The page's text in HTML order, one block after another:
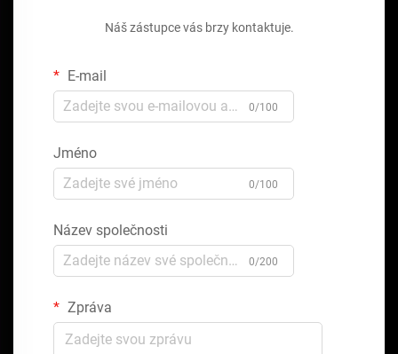
Náš zástupce vás brzy kontaktuje.
E-mail
0/100
Jméno
0/100
Název společnosti
0/200
Zpráva